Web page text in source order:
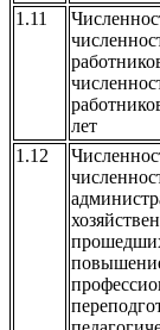
1.11
лет
1.12